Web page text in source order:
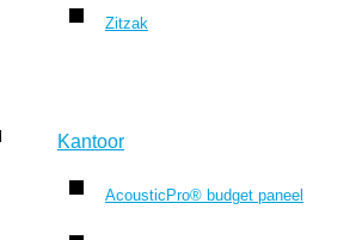
Zitzak
Kantoor
AcousticPro® budget paneel